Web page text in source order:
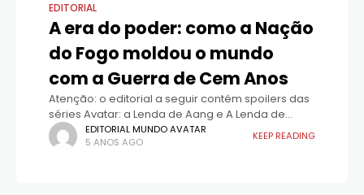
EDITORIAL
A era do poder: como a Nação
do Fogo moldou o mundo
com a Guerra de Cem Anos
Atenção: o editorial a seguir contém spoilers das
séries Avatar: a Lenda de Aang e A Lenda de
Korra e dos livros A Ascensão de Kyoshi e A
Escuridão de
EDITORIAL MUNDO AVATAR
5 ANOS AGO
KEEP READING